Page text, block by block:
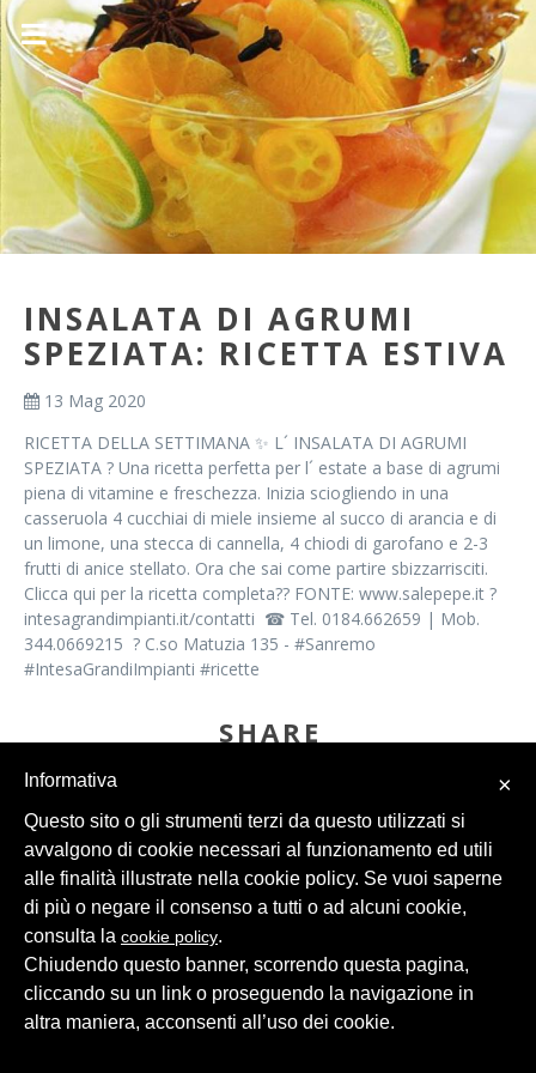
INSALATA DI AGRUMI
SPEZIATA: RICETTA ESTIVA
13 Mag 2020
RICETTA DELLA SETTIMANA ✨ L´ INSALATA DI AGRUMI
SPEZIATA ? Una ricetta perfetta per l´ estate a base di agrumi
piena di vitamine e freschezza. Inizia sciogliendo in una
casseruola 4 cucchiai di miele insieme al succo di arancia e di
un limone, una stecca di cannella, 4 chiodi di garofano e 2-3
frutti di anice stellato. Ora che sai come partire sbizzarrisciti.
Clicca qui per la ricetta completa?? FONTE: www.salepepe.it ?
intesagrandimpianti.it/contatti ☎ Tel. 0184.662659 | Mob.
344.0669215 ? C.so Matuzia 135 - #Sanremo
#IntesaGrandiImpianti #ricette
SHARE
© 2026 Intesa Grandi Impianti Srl
×
Informativa
Questo sito o gli strumenti terzi da questo utilizzati si
avvalgono di cookie necessari al funzionamento ed utili
alle finalità illustrate nella cookie policy. Se vuoi saperne
di più o negare il consenso a tutti o ad alcuni cookie,
consulta la cookie policy.
Chiudendo questo banner, scorrendo questa pagina,
cliccando su un link o proseguendo la navigazione in
altra maniera, acconsenti all’uso dei cookie.